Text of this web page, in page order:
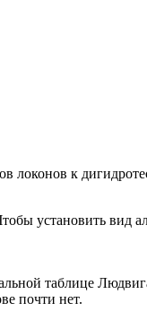
локонов к
установить
таблице
почти нет.